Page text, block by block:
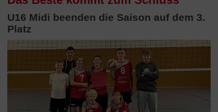
U16 Midi beenden die Saison auf dem 3.
Platz